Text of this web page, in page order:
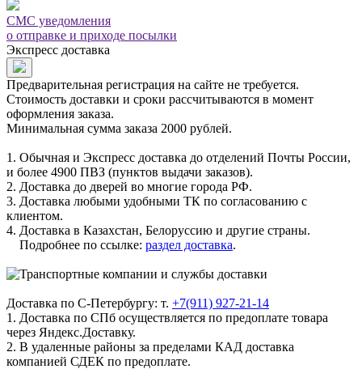
СМС уведомления
о отправке и приходе посылки
Экспресс доставка
Предварительная регистрация на сайте не требуется.
Стоимость доставки и сроки рассчитываются в момент
оформления заказа.
Минимальная сумма заказа 2000 рублей.
1. Обычная и Экспресс доставка до отделений Почты России,
и более 4900 ПВЗ (пунктов выдачи заказов).
2. Доставка до дверей во многие города РФ.
3. Доставка любыми удобными ТК по согласованию с
клиентом.
4. Доставка в Казахстан, Белоруссию и другие страны.
Подробнее по ссылке: раздел доставка.
Доставка по С-Петербургу: т. +7(911) 927-21-14
1. Доставка по СПб осуществляется по предоплате товара
через Яндекс.Доставку.
2. В удаленные районы за пределами КАД доставка
компанией СДЕК по предоплате.